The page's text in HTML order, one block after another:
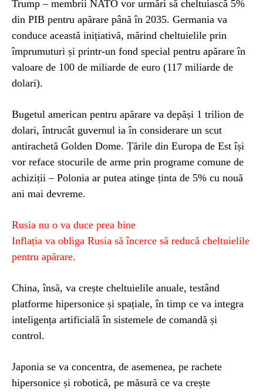
Trump – membrii NATO vor urmări să cheltuiască 5%
din PIB pentru apărare până în 2035. Germania va
conduce această inițiativă, mărind cheltuielile prin
împrumuturi și printr-un fond special pentru apărare în
valoare de 100 de miliarde de euro (117 miliarde de
dolari).
Bugetul american pentru apărare va depăși 1 trilion de
dolari, întrucât guvernul ia în considerare un scut
antirachetă Golden Dome. Țările din Europa de Est își
vor reface stocurile de arme prin programe comune de
achiziții – Polonia ar putea atinge ținta de 5% cu nouă
ani mai devreme.
Rusia nu o va duce prea bine
Inflația va obliga Rusia să încerce să reducă cheltuielile
pentru apărare.
China, însă, va crește cheltuielile anuale, testând
platforme hipersonice și spațiale, în timp ce va integra
inteligența artificială în sistemele de comandă și
control.
Japonia se va concentra, de asemenea, pe rachete
hipersonice și robotică, pe măsură ce va crește